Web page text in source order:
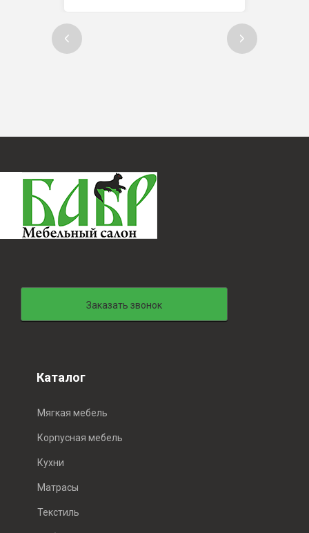
Заказать звонок
Каталог
Мягкая мебель
Корпусная мебель
Кухни
Матрасы
Текстиль